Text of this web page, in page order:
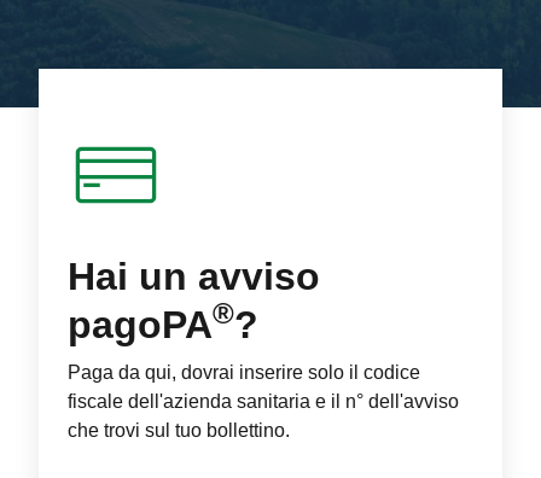
Hai un avviso
pagoPA®?
Paga da qui, dovrai inserire solo il codice
fiscale dell'azienda sanitaria e il n° dell'avviso
che trovi sul tuo bollettino.